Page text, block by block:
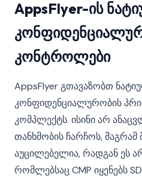
AppsFlyer-ის
კონტროლები
AppsFlyer გთავაზობთ
კონფიდენციალურობის
კომპლექტს. ისინი არ
თანხმობის ჩარჩოს, მაგრამ
აუცილებელია, რადგან ეს
რომლებსაც CMP იყენებს